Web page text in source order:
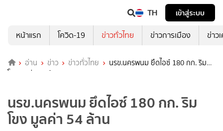
TH
เข้าสู่ระบบ
หน้าแรก
โควิด-19 ข่าวทั่วไทย ข่าวการเมือง ข่าว
อ่าน ข่าว ข่าวทั่วไทย
นรข.นครพนม ยึดไอซ์ 180 กก. ริม
โขง มูลค่า 54 ล้าน
นรข.นครพนม ยึดไอซ์ 180 กก. ริม
โขง มูลค่า 54 ล้าน